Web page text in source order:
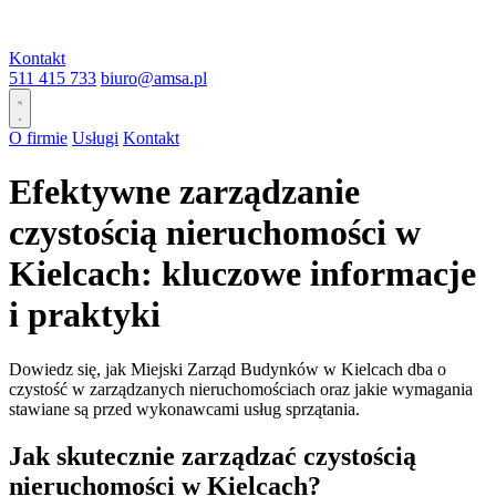
Kontakt
511 415 733 biuro@amsa.pl
O firmie Usługi Kontakt
Efektywne zarządzanie
czystością nieruchomości w
Kielcach: kluczowe informacje
i praktyki
Dowiedz się, jak Miejski Zarząd Budynków w Kielcach dba o
czystość w zarządzanych nieruchomościach oraz jakie wymagania
stawiane są przed wykonawcami usług sprzątania.
Jak skutecznie zarządzać czystością
nieruchomości w Kielcach?